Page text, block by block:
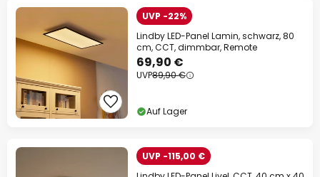
UVP -22%
Lindby LED-Panel Lamin, schwarz, 80
cm, CCT, dimmbar, Remote
69,90 €
UVP89,90 €
Auf Lager
UVP -115,00 €